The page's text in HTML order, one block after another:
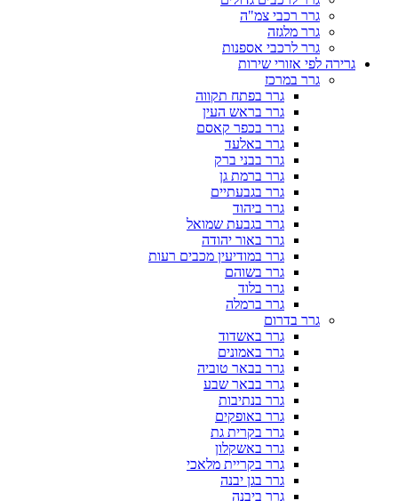
גרר רכבי צמ"ה
גרר מלגזה
גרר לרכבי אספנות
גרירה לפי אזורי שירות
גרר במרכז
גרר בפתח תקווה
גרר בראש העין
גרר בכפר קאסם
גרר באלעד
גרר בבני ברק
גרר ברמת גן
גרר בגבעתיים
גרר ביהוד
גרר בגבעת שמואל
גרר באור יהודה
גרר במודיעין מכבים רעות
גרר בשוהם
גרר בלוד
גרר ברמלה
גרר בדרום
גרר באשדוד
גרר באמונים
גרר בבאר טוביה
גרר בבאר שבע
גרר בנתיבות
גרר באופקים
גרר בקרית גת
גרר באשקלון
גרר בקריית מלאכי
גרר בגן יבנה
גרר ביבנה